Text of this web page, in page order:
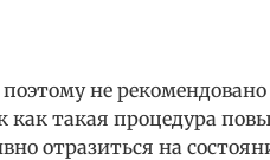
не
такая процедура
отразиться на